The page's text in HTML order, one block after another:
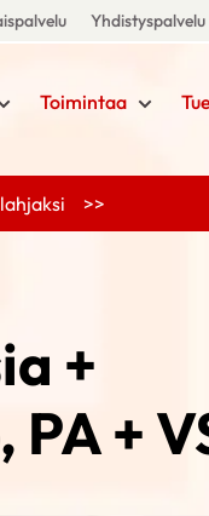
Yhdistyspalvelu
Toimintaa
lahjaksi >>
+
+